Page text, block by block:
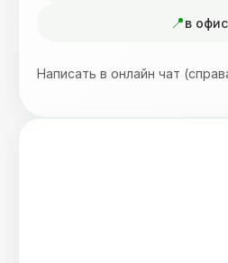
в
Написать в онлайн чат